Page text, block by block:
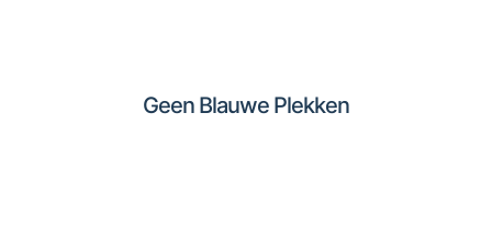
Geen Blauwe Plekken